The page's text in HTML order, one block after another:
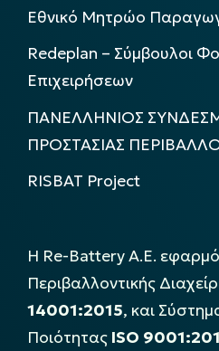
Εθνικό Μητρώο
Redeplan – Σύμβουλοι
Επιχειρήσεων
ΠΑΝΕΛΛΗΝΙΟΣ
ΠΡΟΣΤΑΣΙΑΣ
RISBAT Project
Η Re-Battery Α.Ε.
Περιβαλλοντικής
14001:2015, και
Ποιότητας ISO